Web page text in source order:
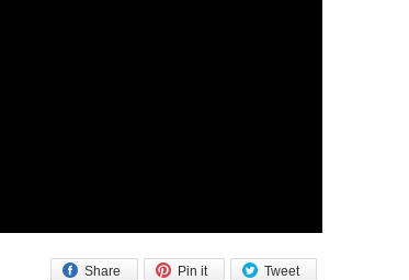
Tweet
Pin it
Share